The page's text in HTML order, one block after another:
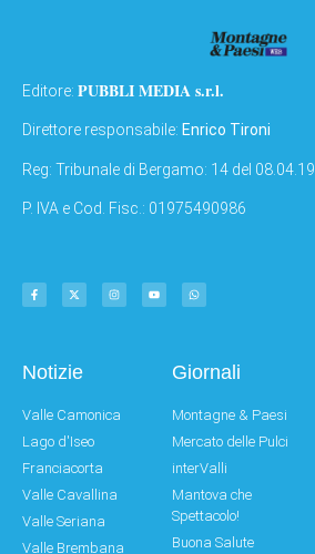
Editore: PUBBLI MEDIA s.r.l.
Direttore responsabile: Enrico Tironi
Reg: Tribunale di Bergamo: 14 del
P. IVA e Cod. Fisc.: 01975490986
Notizie
Valle Camonica
Lago d'Iseo
Franciacorta
Valle Cavallina
Valle Seriana
Valle Brembana
Giornali
Montagne & Paesi
Mercato delle Pulci
interValli
Mantova che
Spettacolo!
Buona Salute